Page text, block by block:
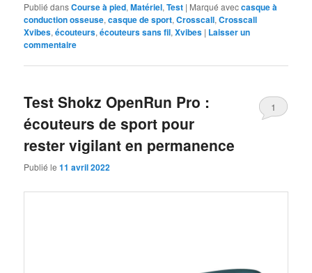
Publié dansCourse à pied,Matériel,Test | Marqué aveccasque à
conduction osseuse,casque de sport,Crosscall,Crosscall
Xvibes,écouteurs,écouteurs sans fil,Xvibes | Laisser un
commentaire
Test Shokz OpenRun Pro :
écouteurs de sport pour
rester vigilant en permanence
Publié le11 avril 2022
1